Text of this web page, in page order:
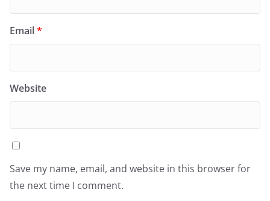
Email*
Website
Save my name, email, and website in this browser for
the next time I comment.